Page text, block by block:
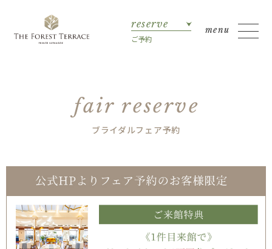
reserve
ご予約
fair reserve
ブライダルフェア予約